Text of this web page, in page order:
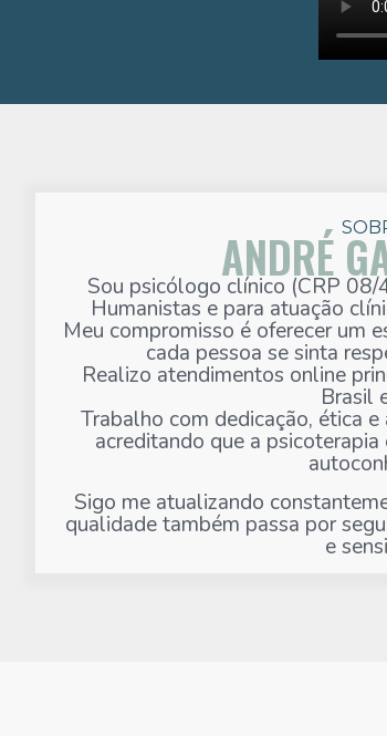
ANDRÉ
Sou psicólogo clínico (CRP
Humanistas e para atuação
Meu compromisso é oferecer um
cada pessoa se sinta
Realizo atendimentos online
Brasil
Trabalho com dedicação, ética
acreditando que a
Sigo me atualizando
qualidade também passa por
e